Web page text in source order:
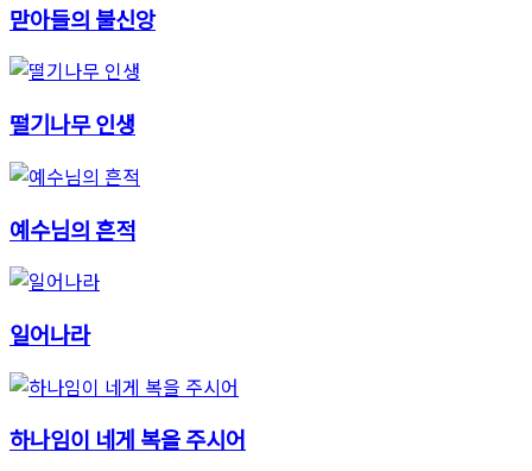
맏아들의 불신앙
떨기나무 인생
예수님의 흔적
일어나라
하나임이 네게 복을 주시어